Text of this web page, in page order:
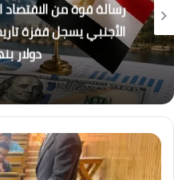
القطار الكهربائي